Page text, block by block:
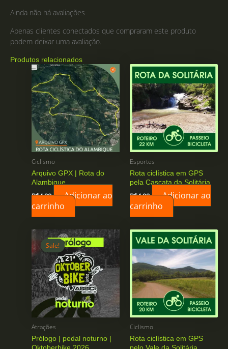
Ainda não há avaliações
Apenas clientes conectados que compraram este produto
podem deixar uma avaliação.
Produtos relacionados
Ciclismo
Arquivo GPX | Rota do
Alambique
R$4,99
Adicionar ao
carrinho
Esportes
Rota ciclística em GPS
pela Cascata da Solitária
R$4,99
Adicionar ao
carrinho
Sale!
Sale!
Atrações
Prólogo | pedal noturno |
Ciclismo
Rota ciclística em GPS